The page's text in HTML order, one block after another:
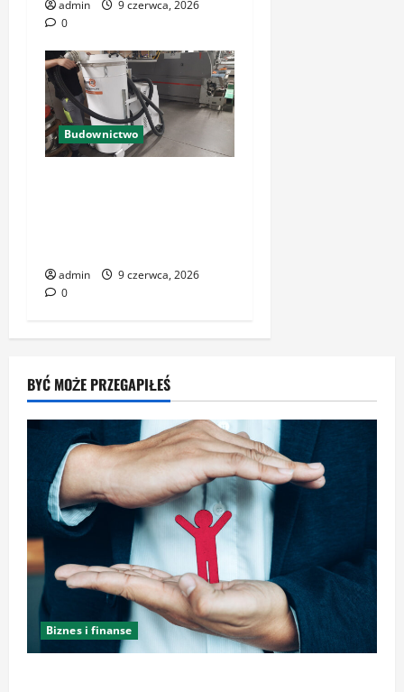
admin
9 czerwca, 2026
0
Budownictwo
admin
9 czerwca, 2026
0
BYĆ MOŻE PRZEGAPIŁEŚ
Biznes i finanse